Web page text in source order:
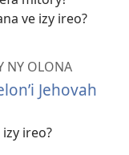
ve izy ireo?
NY OLONA
Jehovah
ireo?